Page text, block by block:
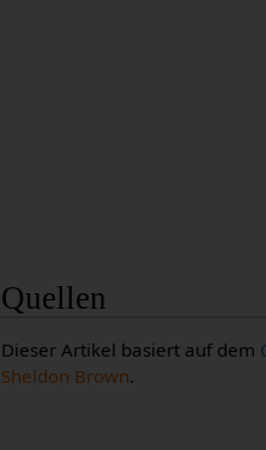
Quellen
Dieser Artikel basiert auf dem
Sheldon Brown.